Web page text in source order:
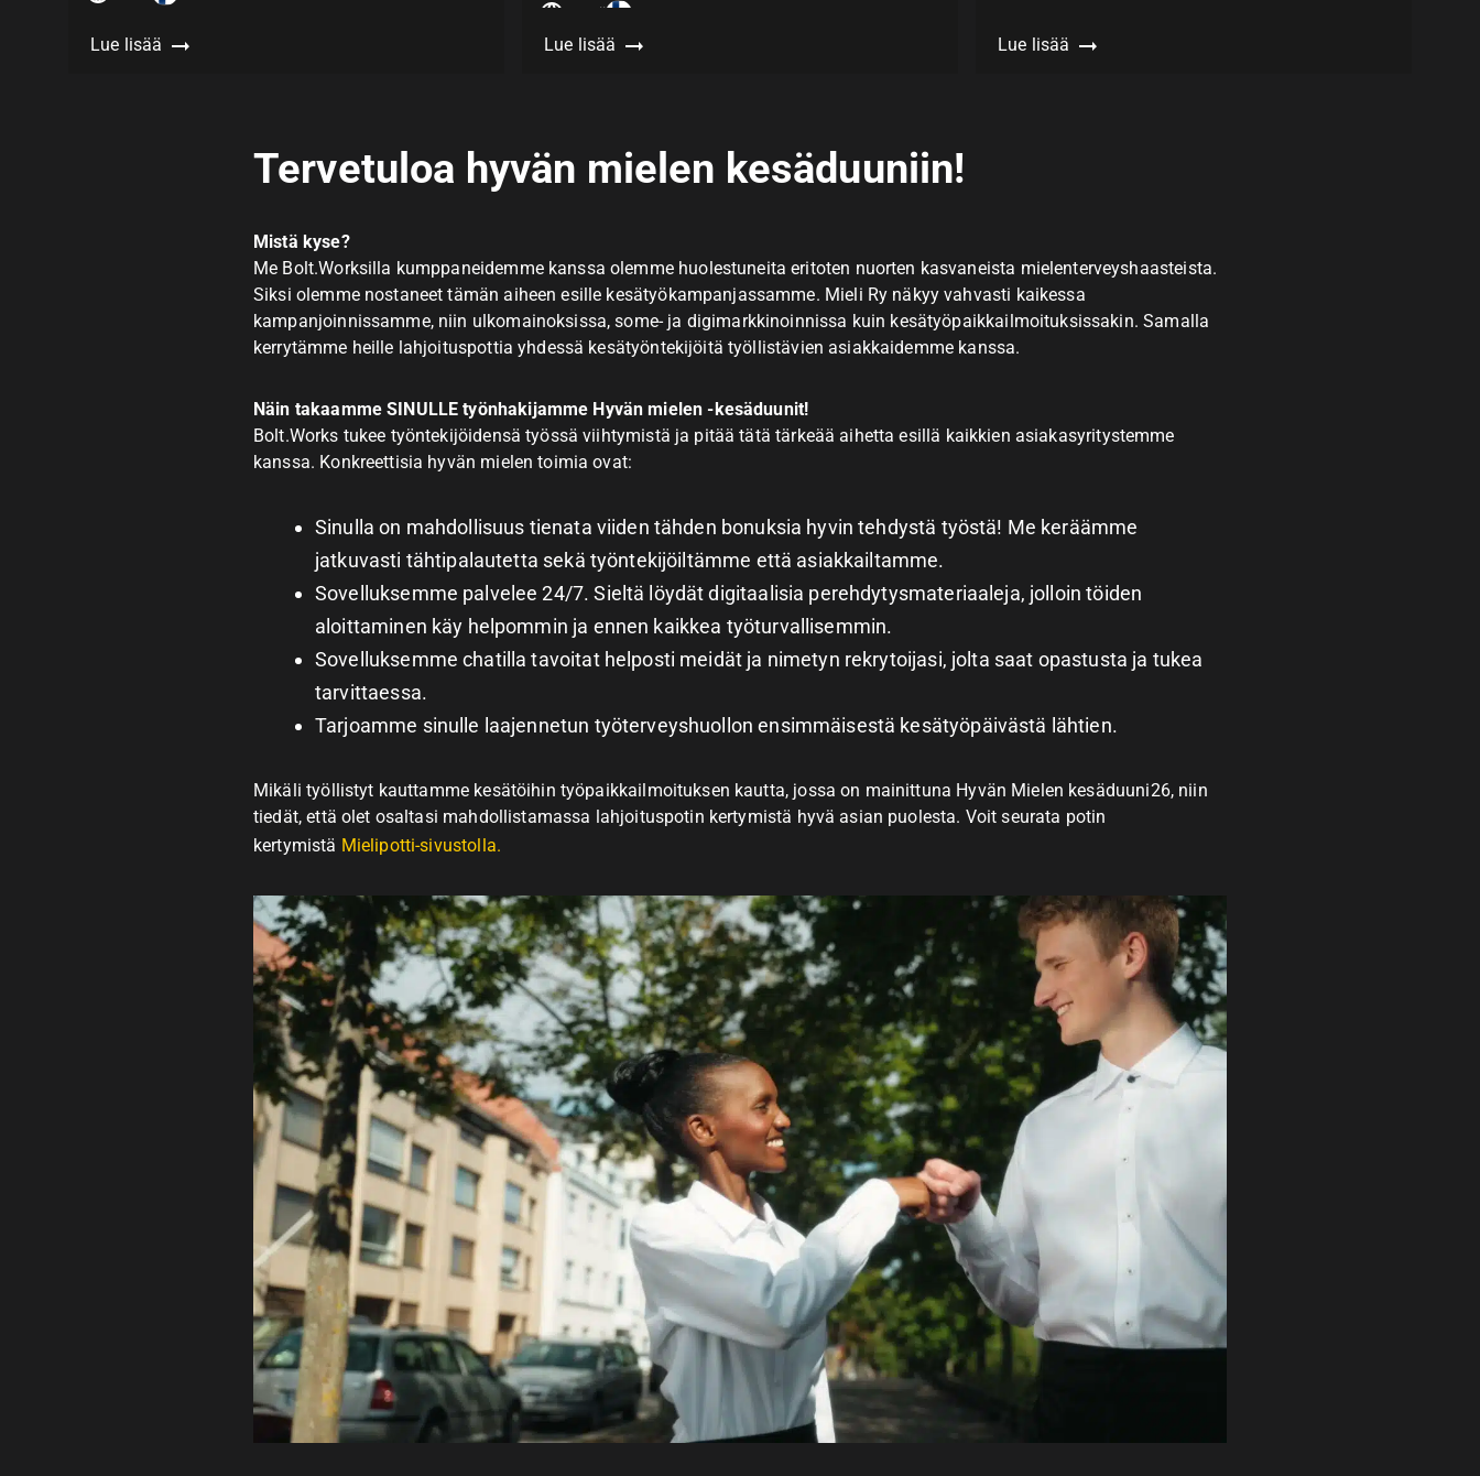
Lue lisää
Vaatii
Lue lisää Lue lisää
Tervetuloa hyvän mielen kesäduuniin!
Mistä kyse?
Me Bolt.Worksilla kumppaneidemme kanssa olemme huolestuneita eritoten nuorten kasvaneista mielenterveyshaasteista.
Siksi olemme nostaneet tämän aiheen esille kesätyökampanjassamme. Mieli Ry näkyy vahvasti kaikessa
kampanjoinnissamme, niin ulkomainoksissa, some- ja digimarkkinoinnissa kuin kesätyöpaikkailmoituksissakin. Samalla
kerrytämme heille lahjoituspottia yhdessä kesätyöntekijöitä työllistävien asiakkaidemme kanssa.
Näin takaamme SINULLE työnhakijamme Hyvän mielen -kesäduunit!
Bolt.Works tukee työntekijöidensä työssä viihtymistä ja pitää tätä tärkeää aihetta esillä kaikkien asiakasyritystemme
kanssa. Konkreettisia hyvän mielen toimia ovat:
Sinulla on mahdollisuus tienata viiden tähden bonuksia hyvin tehdystä työstä! Me keräämme
jatkuvasti tähtipalautetta sekä työntekijöiltämme että asiakkailtamme.
Sovelluksemme palvelee 24/7. Sieltä löydät digitaalisia perehdytysmateriaaleja, jolloin töiden
aloittaminen käy helpommin ja ennen kaikkea työturvallisemmin.
Sovelluksemme chatilla tavoitat helposti meidät ja nimetyn rekrytoijasi, jolta saat opastusta ja tukea
tarvittaessa.
Tarjoamme sinulle laajennetun työterveyshuollon ensimmäisestä kesätyöpäivästä lähtien.
Mikäli työllistyt kauttamme kesätöihin työpaikkailmoituksen kautta, jossa on mainittuna Hyvän Mielen kesäduuni26, niin
tiedät, että olet osaltasi mahdollistamassa lahjoituspotin kertymistä hyvä asian puolesta. Voit seurata potin
kertymistä Mielipotti-sivustolla.